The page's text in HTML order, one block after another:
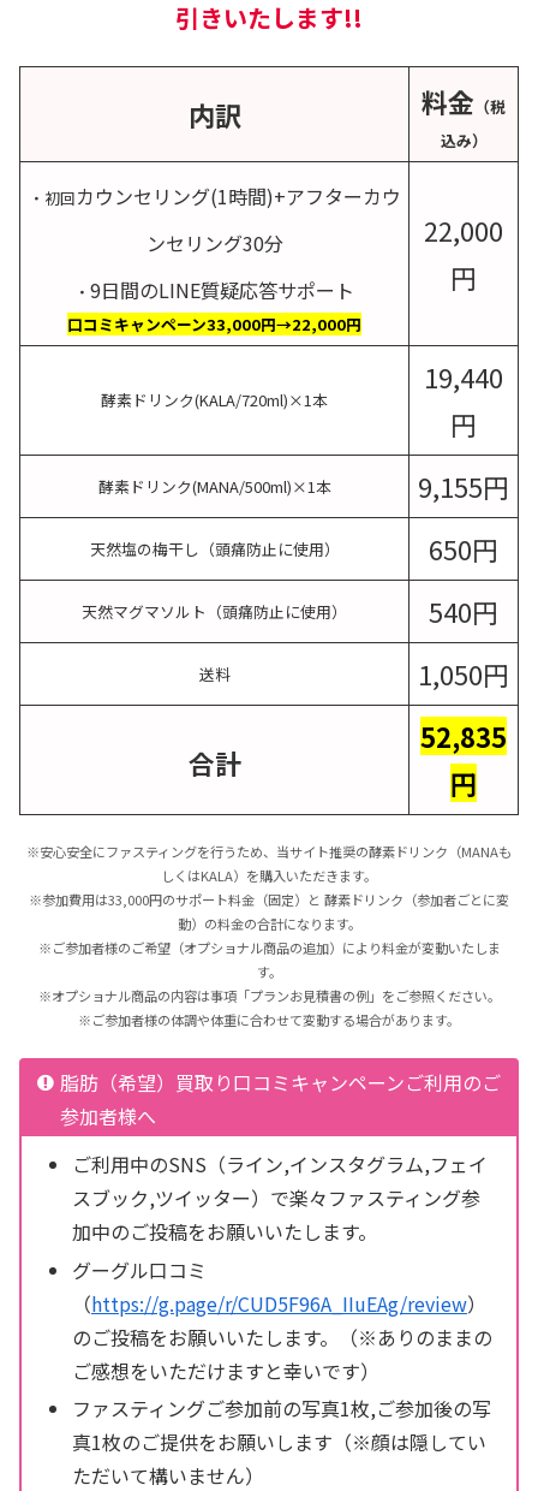
引きいたします!!
内訳 料金 （税
込み）
・初回カウンセリング(1時間)+アフターカウ
ンセリング30分
・ 9日間のLINE質疑応答サポート
口コミキャンペーン33,000円→22,000円
22,000
円
酵素ドリンク(KALA/720ml)×1本
19,440
円
酵素ドリンク(MANA/500ml)×1本 9,155円
天然塩の梅干し（頭痛防止に使用） 650円
天然マグマソルト（頭痛防止に使用） 540円
送料 1,050円
合計
52,835
円
※安心安全にファスティングを行うため、当サイト推奨の酵素ドリンク（MANAも
しくはKALA）を購入いただきます。
※参加費用は33,000円のサポート料金（固定）と 酵素ドリンク（参加者ごとに変
動）の料金の合計になります。
※ご参加者様のご希望（オプショナル商品の追加）により料金が変動いたしま
す。
※オプショナル商品の内容は事項「プランお見積書の例」をご参照ください。
※ご参加者様の体調や体重に合わせて変動する場合があります。
脂肪（希望）買取り口コミキャンペーンご利用のご
参加者様へ
ご利用中のSNS（ライン,インスタグラム,フェイ
スブック,ツイッター）で楽々ファスティング参
加中のご投稿をお願いいたします。
グーグル口コミ
（https://g.page/r/CUD5F96A_IIuEAg/review）
のご投稿をお願いいたします。（※ありのままの
ご感想をいただけますと幸いです）
ファスティングご参加前の写真1枚,ご参加後の写
真1枚のご提供をお願いします（※顔は隠してい
ただいて構いません）